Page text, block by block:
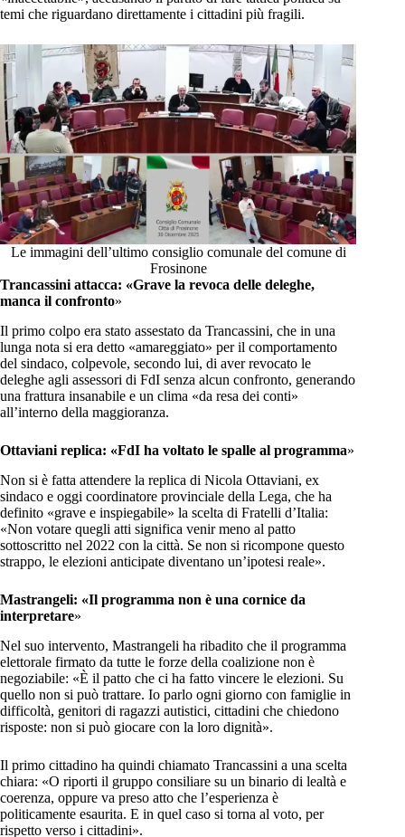
temi che riguardano direttamente i cittadini più fragili.
Le immagini dell’ultimo consiglio comunale del comune di
Frosinone
Trancassini attacca: «Grave la revoca delle deleghe,
manca il confronto»
Il primo colpo era stato assestato da Trancassini, che in una
lunga nota si era detto «amareggiato» per il comportamento
del sindaco, colpevole, secondo lui, di aver revocato le
deleghe agli assessori di FdI senza alcun confronto, generando
una frattura insanabile e un clima «da resa dei conti»
all’interno della maggioranza.
Ottaviani replica: «FdI ha voltato le spalle al programma»
Non si è fatta attendere la replica di Nicola Ottaviani, ex
sindaco e oggi coordinatore provinciale della Lega, che ha
definito «grave e inspiegabile» la scelta di Fratelli d’Italia:
«Non votare quegli atti significa venir meno al patto
sottoscritto nel 2022 con la città. Se non si ricompone questo
strappo, le elezioni anticipate diventano un’ipotesi reale».
Mastrangeli: «Il programma non è una cornice da
interpretare»
Nel suo intervento, Mastrangeli ha ribadito che il programma
elettorale firmato da tutte le forze della coalizione non è
negoziabile: «È il patto che ci ha fatto vincere le elezioni. Su
quello non si può trattare. Io parlo ogni giorno con famiglie in
difficoltà, genitori di ragazzi autistici, cittadini che chiedono
risposte: non si può giocare con la loro dignità».
Il primo cittadino ha quindi chiamato Trancassini a una scelta
chiara: «O riporti il gruppo consiliare su un binario di lealtà e
coerenza, oppure va preso atto che l’esperienza è
politicamente esaurita. E in quel caso si torna al voto, per
rispetto verso i cittadini».